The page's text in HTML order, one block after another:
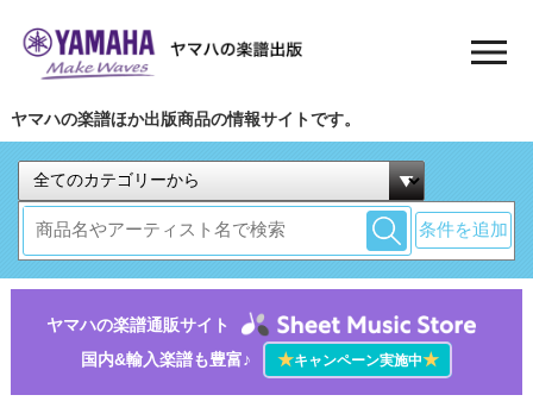
ヤマハの楽譜ほか出版商品の情報サイトです。
条件を追加
ヤマハの楽譜通販サイト
国内&輸入楽譜も豊富♪
★キャンペーン実施中★